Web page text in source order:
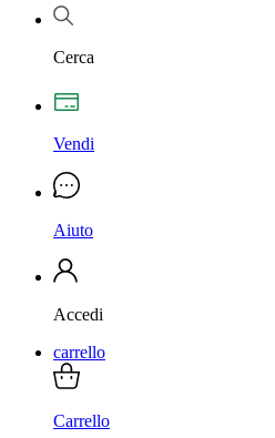
Cerca
Vendi
Aiuto
Accedi
carrello
Carrello